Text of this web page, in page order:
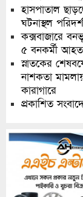
হাসপাতাল
ঘটনাস্থল
কক্সবাজারে
৫ বনকর্মী আহত
স্নাতকের
নাশকতা
কারাগারে
প্রকাশিত